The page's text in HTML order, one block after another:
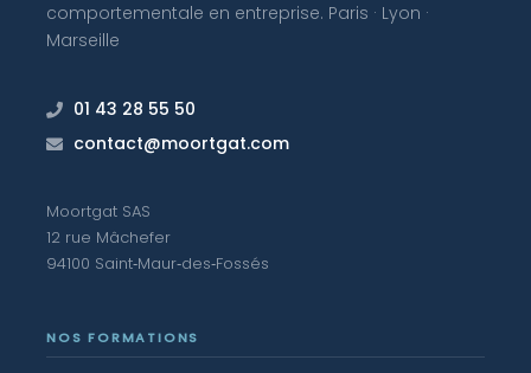
comportementale en entreprise. Paris · Lyon ·
Marseille
01 43 28 55 50
contact@moortgat.com
Moortgat SAS
12 rue Mâchefer
94100 Saint‑Maur‑des‑Fossés
NOS FORMATIONS